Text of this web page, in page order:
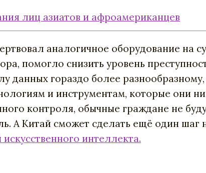
лиц азиатов и афроамериканцев
аналогичное оборудование на
, помогло снизить уровень
данных гораздо более разнообразному
и инструментам, которые они
контроля, обычные граждане не
. А Китай сможет сделать ещё один шаг
искусственного интеллекта.